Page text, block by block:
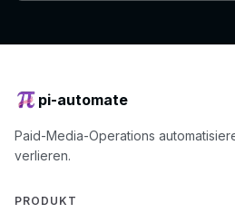
pi-automate
Paid-Media-Operations
verlieren.
PRODUKT